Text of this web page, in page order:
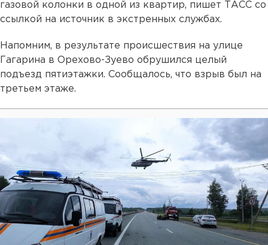
газовой колонки в одной из квартир, пишет ТАСС со
ссылкой на источник в экстренных службах.
Напомним, в результате происшествия на улице
Гагарина в Орехово-Зуево обрушился целый
подъезд пятиэтажки. Сообщалось, что взрыв был на
третьем этаже.